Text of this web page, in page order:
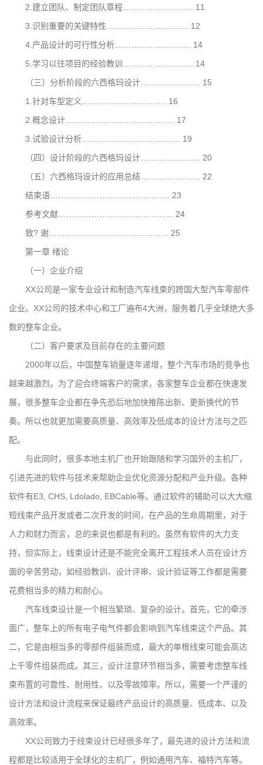
2.建立团队、制定团队章程…………………….. 11
3.识别重要的关键特性………………………… 12
4.产品设计的可行性分析………………………. 14
5.学习以往项目的经验教训…………………….. 14
（三）分析阶段的六西格玛设计…………………. 15
1.针对车型定义…………………………. 16
2.概念设计…………………………………. 17
3.试验设计分析……………………………… 19
（四）设计阶段的六西格玛设计…………………. 20
（五）六西格玛设计的应用总结…………………. 22
结束语…………………………………….. 23
参考文献…………………………………… 24
致? 谢…………………………………….. 25
第一章 绪论
（一）企业介绍
XX公司是一家专业设计和制造汽车线束的跨国大型汽车零部件
企业。XX公司的技术中心和工厂遍布4大洲，服务着几乎全球绝大多
数的整车企业。
（二）客户要求及目前存在的主要问题
2000年以后，中国整车销量逐年递增，整个汽车市场的竞争也
越来越激烈。为了迎合终端客户的需求，各家整车企业都在快速发
展，很多整车企业都在争先恐后地加快推陈出新、更新换代的节
奏。所以也就更加需要高质量、高效率及低成本的设计方法与之匹
配。
与此同时，很多本地主机厂也开始跟随和学习国外的主机厂，
引进先进的软件与技术来帮助企业优化资源分配和产业升级。各种
软件有E3, CHS, Ldolado, EBCable等。通过软件的辅助可以大大缩
短线束产品开发或者二次开发的时间，在产品的生命周期里，对于
人力和财力而言，总的来说也都是有利的。虽然有软件的大力支
持，但实际上，线束设计还是不能完全离开工程技术人员在设计方
面的辛苦劳动，如经验教训、设计评审、设计验证等工作都是需要
花费相当多的精力和耐心。
汽车线束设计是一个相当繁琐、复杂的设计。首先，它的牵涉
面广，整车上的所有电子电气件都会影响到汽车线束这个产品。其
二，它是由相当多的零部件组装而成，最大的单根线束可能会高达
上千零件组装而成。其三，设计注意环节相当多，需要考虑整车线
束布置的可靠性、耐用性、以及零故障率。所以，需要一个严谨的
设计方法和设计流程来保证最终产品设计的高质量、低成本、以及
高效率。
XX公司致力于线束设计已经很多年了，最先进的设计方法和流
程都是比较适用于全球化的主机厂，例如通用汽车、福特汽车等。